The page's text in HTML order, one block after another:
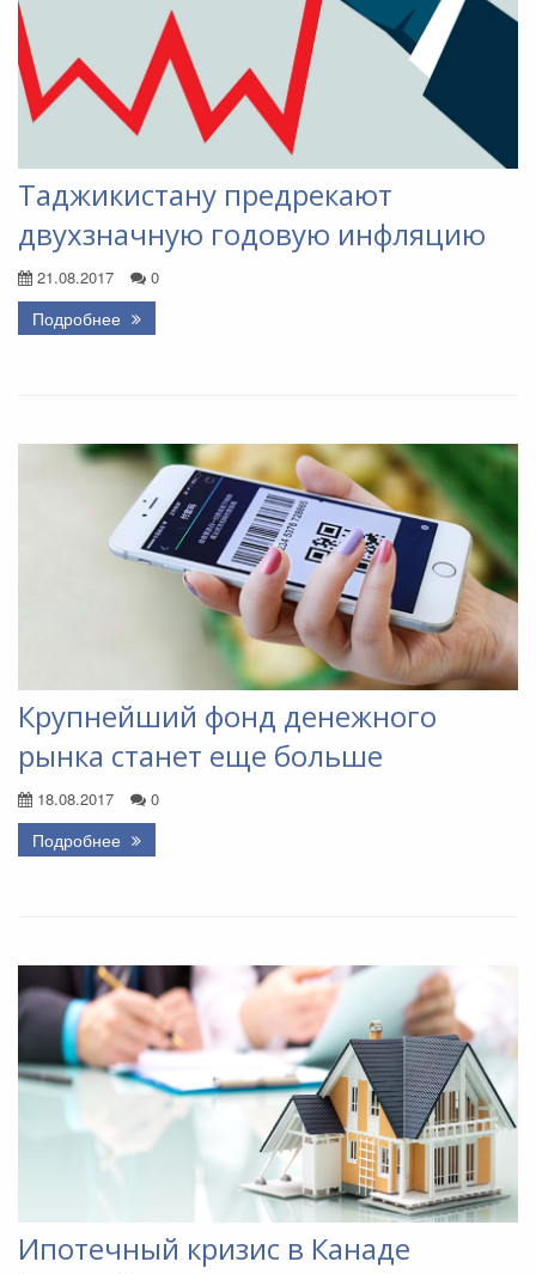
Таджикистану предрекают
двухзначную годовую инфляцию
21.08.2017 0
Подробнее
Крупнейший фонд денежного
рынка станет еще больше
18.08.2017 0
Подробнее
Ипотечный кризис в Канаде